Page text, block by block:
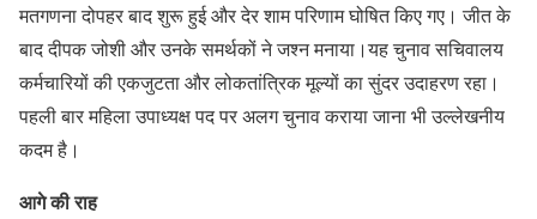
मतगणना दोपहर बाद शुरू हुई और देर शाम परिणाम घोषित किए गए। जीत के
बाद दीपक जोशी और उनके समर्थकों ने जश्न मनाया।यह चुनाव सचिवालय
कर्मचारियों की एकजुटता और लोकतांत्रिक मूल्यों का सुंदर उदाहरण रहा।
पहली बार महिला उपाध्यक्ष पद पर अलग चुनाव कराया जाना भी उल्लेखनीय
कदम है।
आगे की राह